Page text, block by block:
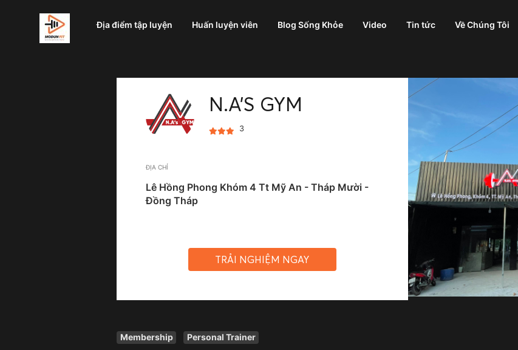
Địa điểm tập luyện Huấn luyện viên Blog Sống Khỏe Video Tin tức Về Chúng Tôi
N.A’S GYM
3
ĐỊA CHỈ
Lê Hồng Phong Khóm 4 Tt Mỹ An - Tháp Mười -
Đồng Tháp
TRẢI NGHIỆM NGAY
Membership Personal Trainer